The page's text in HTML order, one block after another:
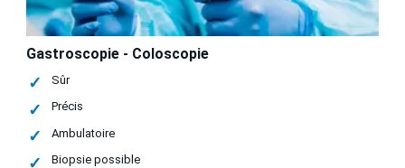
Gastroscopie - Coloscopie
Sûr
Précis
Ambulatoire
Biopsie possible